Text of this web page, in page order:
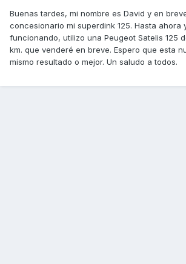
Buenas tardes, mi nombre es David y en
concesionario mi superdink 125. Hasta ahora
funcionando, utilizo una Peugeot Satelis 125
km. que venderé en breve. Espero que esta
mismo resultado o mejor. Un saludo a todos.